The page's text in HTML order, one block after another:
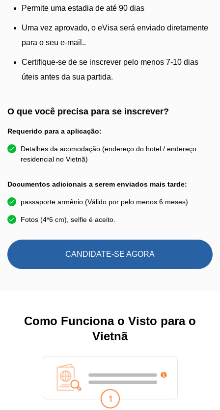
Permite uma estadia de até 90 dias
Uma vez aprovado, o eVisa será enviado diretamente
para o seu e-mail..
Certifique-se de se inscrever pelo menos 7-10 dias
úteis antes da sua partida.
O que você precisa para se inscrever?
Requerido para a aplicação:
Detalhes da acomodação (endereço do hotel / endereço
residencial no Vietnã)
Documentos adicionais a serem enviados mais tarde:
passaporte armênio (Válido por pelo menos 6 meses)
Fotos (4*6 cm), selfie é aceito.
CANDIDATE-SE AGORA
Como Funciona o Visto para o
Vietnã